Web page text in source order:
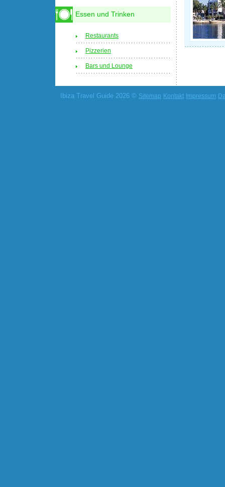
Essen und Trinken
Restaurants
Pizzerien
Bars und Lounge
Ibiza Travel Guide 2026 © Sitemap Kontakt Impressum